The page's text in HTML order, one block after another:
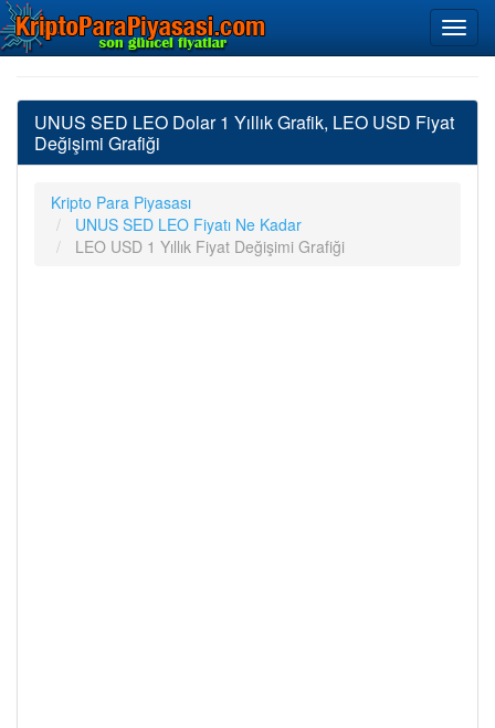
UNUS SED LEO Dolar 1 Yıllık Grafik, LEO USD Fiyat
Değişimi Grafiği
Kripto Para Piyasası
UNUS SED LEO Fiyatı Ne Kadar
LEO USD 1 Yıllık Fiyat Değişimi Grafiği